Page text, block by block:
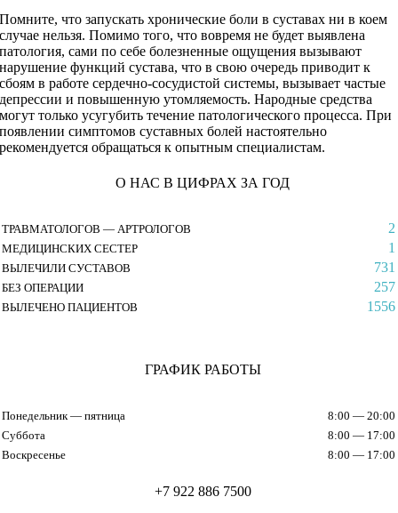
Помните, что запускать хронические боли в суставах ни в коем
случае нельзя. Помимо того, что вовремя не будет выявлена
патология, сами по себе болезненные ощущения вызывают
нарушение функций сустава, что в свою очередь приводит к
сбоям в работе сердечно-сосудистой системы, вызывает частые
депрессии и повышенную утомляемость. Народные средства
могут только усугубить течение патологического процесса. При
появлении симптомов суставных болей настоятельно
рекомендуется обращаться к опытным специалистам.
О НАС В ЦИФРАХ ЗА ГОД
ТРАВМАТОЛОГОВ — АРТРОЛОГОВ 2
МЕДИЦИНСКИХ СЕСТЕР 1
ВЫЛЕЧИЛИ СУСТАВОВ 731
БЕЗ ОПЕРАЦИИ 257
ВЫЛЕЧЕНО ПАЦИЕНТОВ 1556
ГРАФИК РАБОТЫ
Понедельник — пятница
8:00 — 20:00
Суббота
8:00 — 17:00
Воскресенье
8:00 — 17:00
+7 922 886 7500